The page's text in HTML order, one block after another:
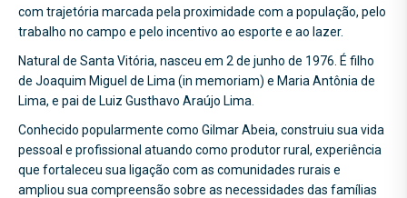
com trajetória marcada pela proximidade com a população, pelo
trabalho no campo e pelo incentivo ao esporte e ao lazer.
Natural de Santa Vitória, nasceu em 2 de junho de 1976. É filho
de Joaquim Miguel de Lima (in memoriam) e Maria Antônia de
Lima, e pai de Luiz Gusthavo Araújo Lima.
Conhecido popularmente como Gilmar Abeia, construiu sua vida
pessoal e profissional atuando como produtor rural, experiência
que fortaleceu sua ligação com as comunidades rurais e
ampliou sua compreensão sobre as necessidades das famílias